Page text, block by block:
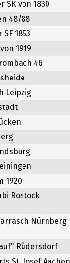
SK von 1830
48/88
1853
1919
46
Leipzig
1920
Rostock
Nürnberg
Rüdersdorf